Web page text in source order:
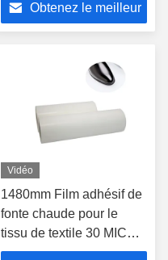
0.15mmObtenez le meilleur
Vidéo
1480mm Film adhésif de
fonte chaude pour le
tissu de textile 30 MIC
1.2g/cm3